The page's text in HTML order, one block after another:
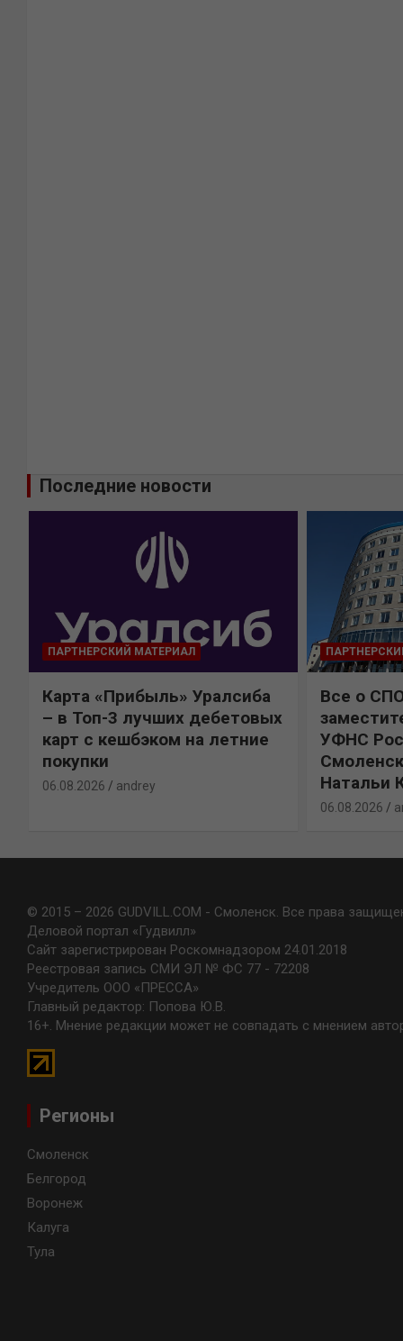
Последние новости
ПАРТНЕРСКИЙ МАТЕРИАЛ
Карта «Прибыль» Уралсиба
– в Топ-3 лучших дебетовых
карт с кешбэком на летние
покупки
06.08.2026 andrey
Все о
УФНС
Натальи
06.08.2026
© 2015 – 2026 GUDVILL.COM - Смоленск. Все права
Деловой портал «Гудвилл»
Сайт зарегистрирован Роскомнадзором 24.01.2018
Реестровая запись СМИ ЭЛ № ФС 77 - 72208
Учредитель ООО «ПРЕССА»
Главный редактор: Попова Ю.В.
16+. Мнение редакции может не совпадать с мнением
Регионы
Смоленск
Белгород
Воронеж
Калуга
Тула